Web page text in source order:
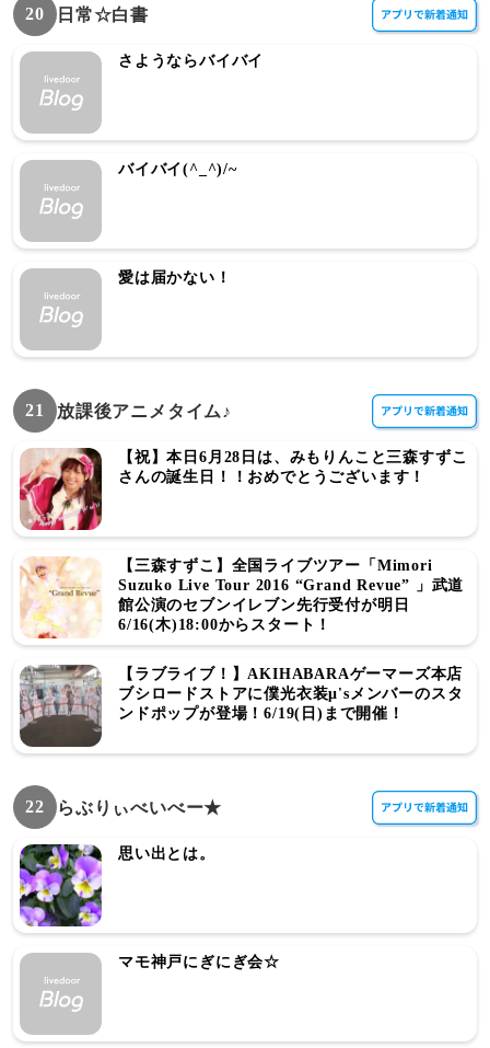
20 日常☆白書
さようならバイバイ
バイバイ(^_^)/~
愛は届かない！
21 放課後アニメタイム♪
【祝】本日6月28日は、みもりんこと三森すずこ
さんの誕生日！！おめでとうございます！
【三森すずこ】全国ライブツアー「Mimori
Suzuko Live Tour 2016 “Grand Revue” 」武道
館公演のセブンイレブン先行受付が明日
6/16(木)18:00からスタート！
【ラブライブ！】AKIHABARAゲーマーズ本店
ブシロードストアに僕光衣装μ'sメンバーのスタ
ンドポップが登場！6/19(日)まで開催！
22 らぶりぃべいべー★
思い出とは。
マモ神戸にぎにぎ会☆